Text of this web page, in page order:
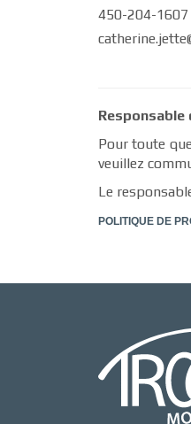
450-204-1607
Pour toute
veuillez
Le
POLITIQUE DE